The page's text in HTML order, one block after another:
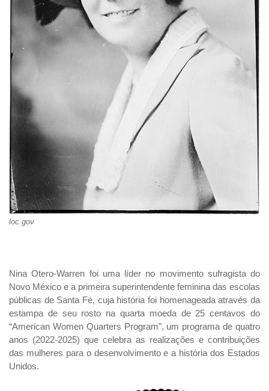
loc.gov
Nina Otero-Warren foi uma líder no movimento sufragista do
Novo México e a primeira superintendente feminina das escolas
públicas de Santa Fé, cuja história foi homenageada através da
estampa de seu rosto na quarta moeda de 25 centavos do
“American Women Quarters Program”, um programa de quatro
anos (2022-2025) que celebra as realizações e contribuições
das mulheres para o desenvolvimento e a história dos Estados
Unidos.